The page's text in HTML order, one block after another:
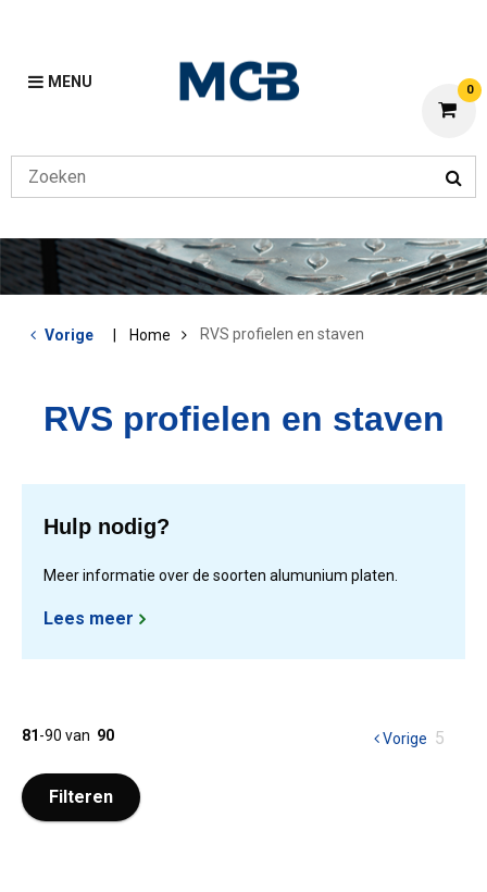
MENU 0
Vorige Home RVS profielen en staven
RVS profielen en staven
Hulp nodig?
Meer informatie over de soorten alumunium platen.
Lees meer
81-90 van 90 Vorige pagina
U
5
Filteren